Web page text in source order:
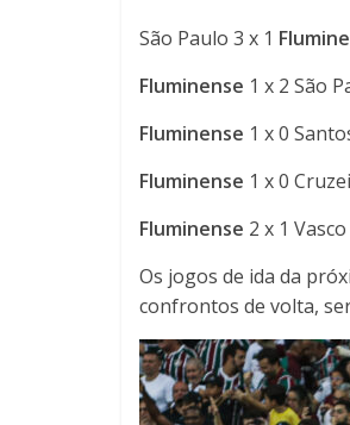
São Paulo 3 x 1
Fluminense 1 x 2 São
Fluminense 1 x 0
Fluminense 1 x 0
Fluminense 2 x 1
Os jogos de ida da
confrontos de volta,